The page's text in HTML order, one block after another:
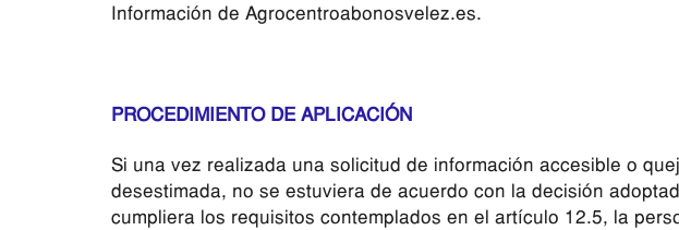
Información de Agrocentroabonosvelez.es.
PROCEDIMIENTO DE APLICACIÓN
Si una vez realizada una solicitud de información accesible o
desestimada, no se estuviera de acuerdo con la decisión
cumpliera los requisitos contemplados en el artículo 12.5, la